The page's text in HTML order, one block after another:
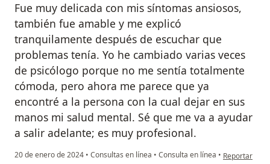
Fue muy delicada con mis síntomas ansiosos,
también fue amable y me explicó
tranquilamente después de escuchar que
problemas tenía. Yo he cambiado varias veces
de psicólogo porque no me sentía totalmente
cómoda, pero ahora me parece que ya
encontré a la persona con la cual dejar en sus
manos mi salud mental. Sé que me va a ayudar
a salir adelante; es muy profesional.
20 de enero de 2024 • Consultas en línea • Consulta en línea • en opinión
Reportar